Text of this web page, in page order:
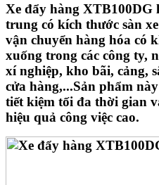
Xe đẩy hàng XTB100DG
trung có kích thước sàn
vận chuyển hàng hóa có
xuống trong các công ty,
xí nghiệp, kho bãi, cảng,
cửa hàng,...Sản phẩm
tiết kiệm tối đa thời gian
hiệu quả công việc cao.